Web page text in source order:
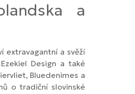
a
extravagantní a svěží
Design a také
Bluedenimes a
o tradiční slovinské